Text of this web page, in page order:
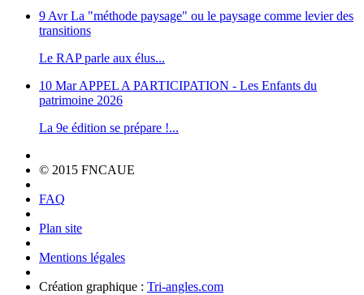
9 Avr La "méthode paysage" ou le paysage comme levier des
transitions
Le RAP parle aux élus...
10 Mar APPEL A PARTICIPATION - Les Enfants du
patrimoine 2026
La 9e édition se prépare !...
© 2015 FNCAUE
FAQ
Plan site
Mentions légales
Création graphique : Tri-angles.com